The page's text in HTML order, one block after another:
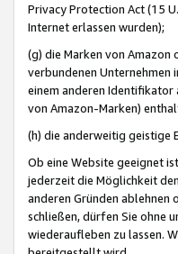
Privacy Protection Act (15
Internet erlassen wurden);
(g) die Marken von Amazon
verbundenen Unternehmen
einem anderen Identifikator
von Amazon-Marken)
(h) die anderweitig geistige
Ob eine Website geeignet
jederzeit die Möglichkeit
anderen Gründen ablehnen
schließen, dürfen Sie ohne
wiederaufleben zu lassen.